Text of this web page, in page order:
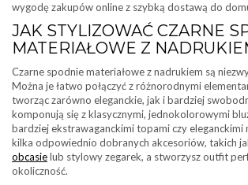
wygodę zakupów online z szybką dostawą do
JAK STYLIZOWAĆ CZARNE
MATERIAŁOWE Z
Czarne spodnie materiałowe z nadrukiem są
Można je łatwo połączyć z różnorodnymi
tworząc zarówno eleganckie, jak i bardziej
komponują się z klasycznymi, jednokolorowymi
bardziej ekstrawaganckimi topami czy eleganckimi
kilka odpowiednio dobranych akcesoriów, takich
obcasielub stylowy zegarek, a stworzysz outfit
okoliczność.